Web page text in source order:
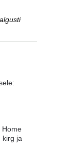
Home
kirg ja